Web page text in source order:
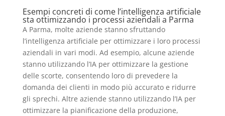
Esempi concreti di come l’intelligenza artificiale
sta ottimizzando i processi aziendali a Parma
A Parma, molte aziende stanno sfruttando
l’intelligenza artificiale per ottimizzare i loro processi
aziendali in vari modi. Ad esempio, alcune aziende
stanno utilizzando l’IA per ottimizzare la gestione
delle scorte, consentendo loro di prevedere la
domanda dei clienti in modo più accurato e ridurre
gli sprechi. Altre aziende stanno utilizzando l’IA per
ottimizzare la pianificazione della produzione,